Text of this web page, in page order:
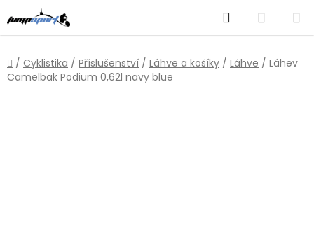
na
obsah
Hledat
KOŠÍK
Domů
/ Cyklistika / Příslušenství / Láhve a košíky / Láhve / Láhev
Camelbak Podium 0,62l navy blue